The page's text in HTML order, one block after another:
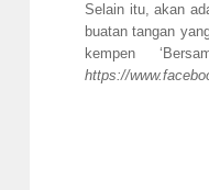
Selain itu, akan
buatan tangan
kempen
https://